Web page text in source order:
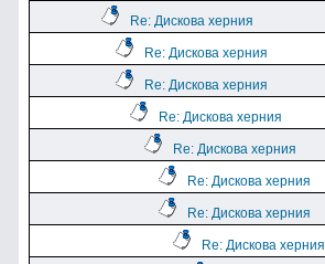
Re: Дискова херния
Re: Дискова херния
Re: Дискова херния
Re: Дискова херния
Re: Дискова херния
Re: Дискова херния
Re: Дискова херния
Re: Дискова херния